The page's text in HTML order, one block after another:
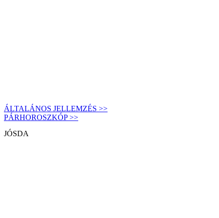
ÁLTALÁNOS JELLEMZÉS >>
PÁRHOROSZKÓP >>
JÓSDA